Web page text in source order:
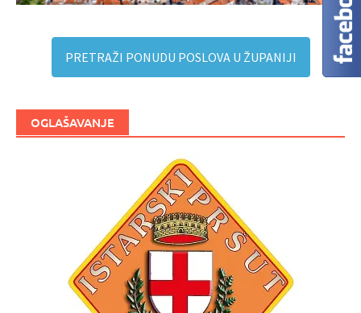
PRETRAŽI PONUDU POSLOVA U ŽUPANIJI
OGLAŠAVANJE